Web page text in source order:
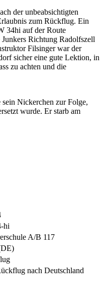
der unbeabsichtigten
zum Rückflug. Ein
34hi auf der Route
Richtung Radolfszell
Filsinger war der
sicher eine gute Lektion, in
zu achten und die
Nickerchen zur Folge,
wurde. Er starb am
hi
A/B 117
nach Deutschland